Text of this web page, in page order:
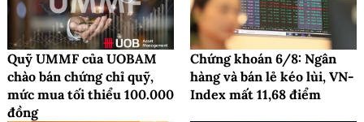
Quỹ UMMF của UOBAM
chào bán chứng chỉ quỹ,
mức mua tối thiểu 100.000
đồng
Chứng khoán 6/8: Ngân
hàng và bán lẻ kéo lùi, VN-
Index mất 11,68 điểm